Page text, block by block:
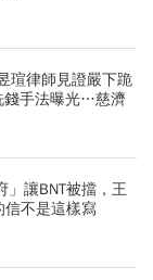
瑄律師見證嚴下跪
錢手法曝光…慈濟
」讓BNT被擋，王
信不是這樣寫